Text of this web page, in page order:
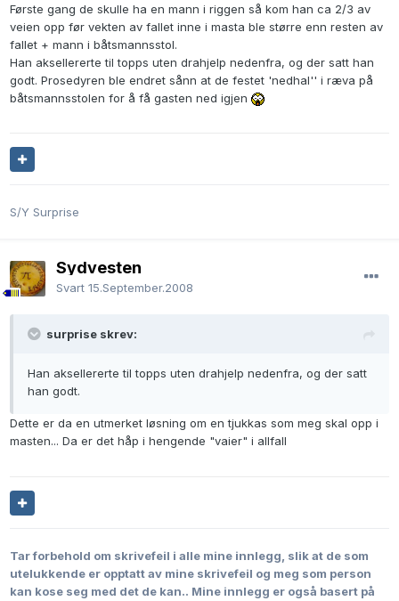
Første gang de skulle ha en mann i riggen så kom han ca 2/3 av
veien opp før vekten av fallet inne i masta ble større enn resten av
fallet + mann i båtsmannsstol.
Han aksellererte til topps uten drahjelp nedenfra, og der satt han
godt. Prosedyren ble endret sånn at de festet 'nedhal'' i ræva på
båtsmannsstolen for å få gasten ned igjen
S/Y Surprise
Sydvesten
Svart 15.September.2008
surprise skrev:
Han aksellererte til topps uten drahjelp nedenfra, og der satt
han godt.
Dette er da en utmerket løsning om en tjukkas som meg skal opp i
masten... Da er det håp i hengende "vaier" i allfall
Tar forbehold om skrivefeil i alle mine innlegg, slik at de som
utelukkende er opptatt av mine skrivefeil og meg som person
kan kose seg med det de kan.. Mine innlegg er også basert på